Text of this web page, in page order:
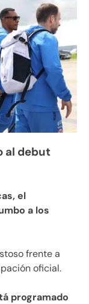
al debut
el
a los
frente a
oficial.
programado